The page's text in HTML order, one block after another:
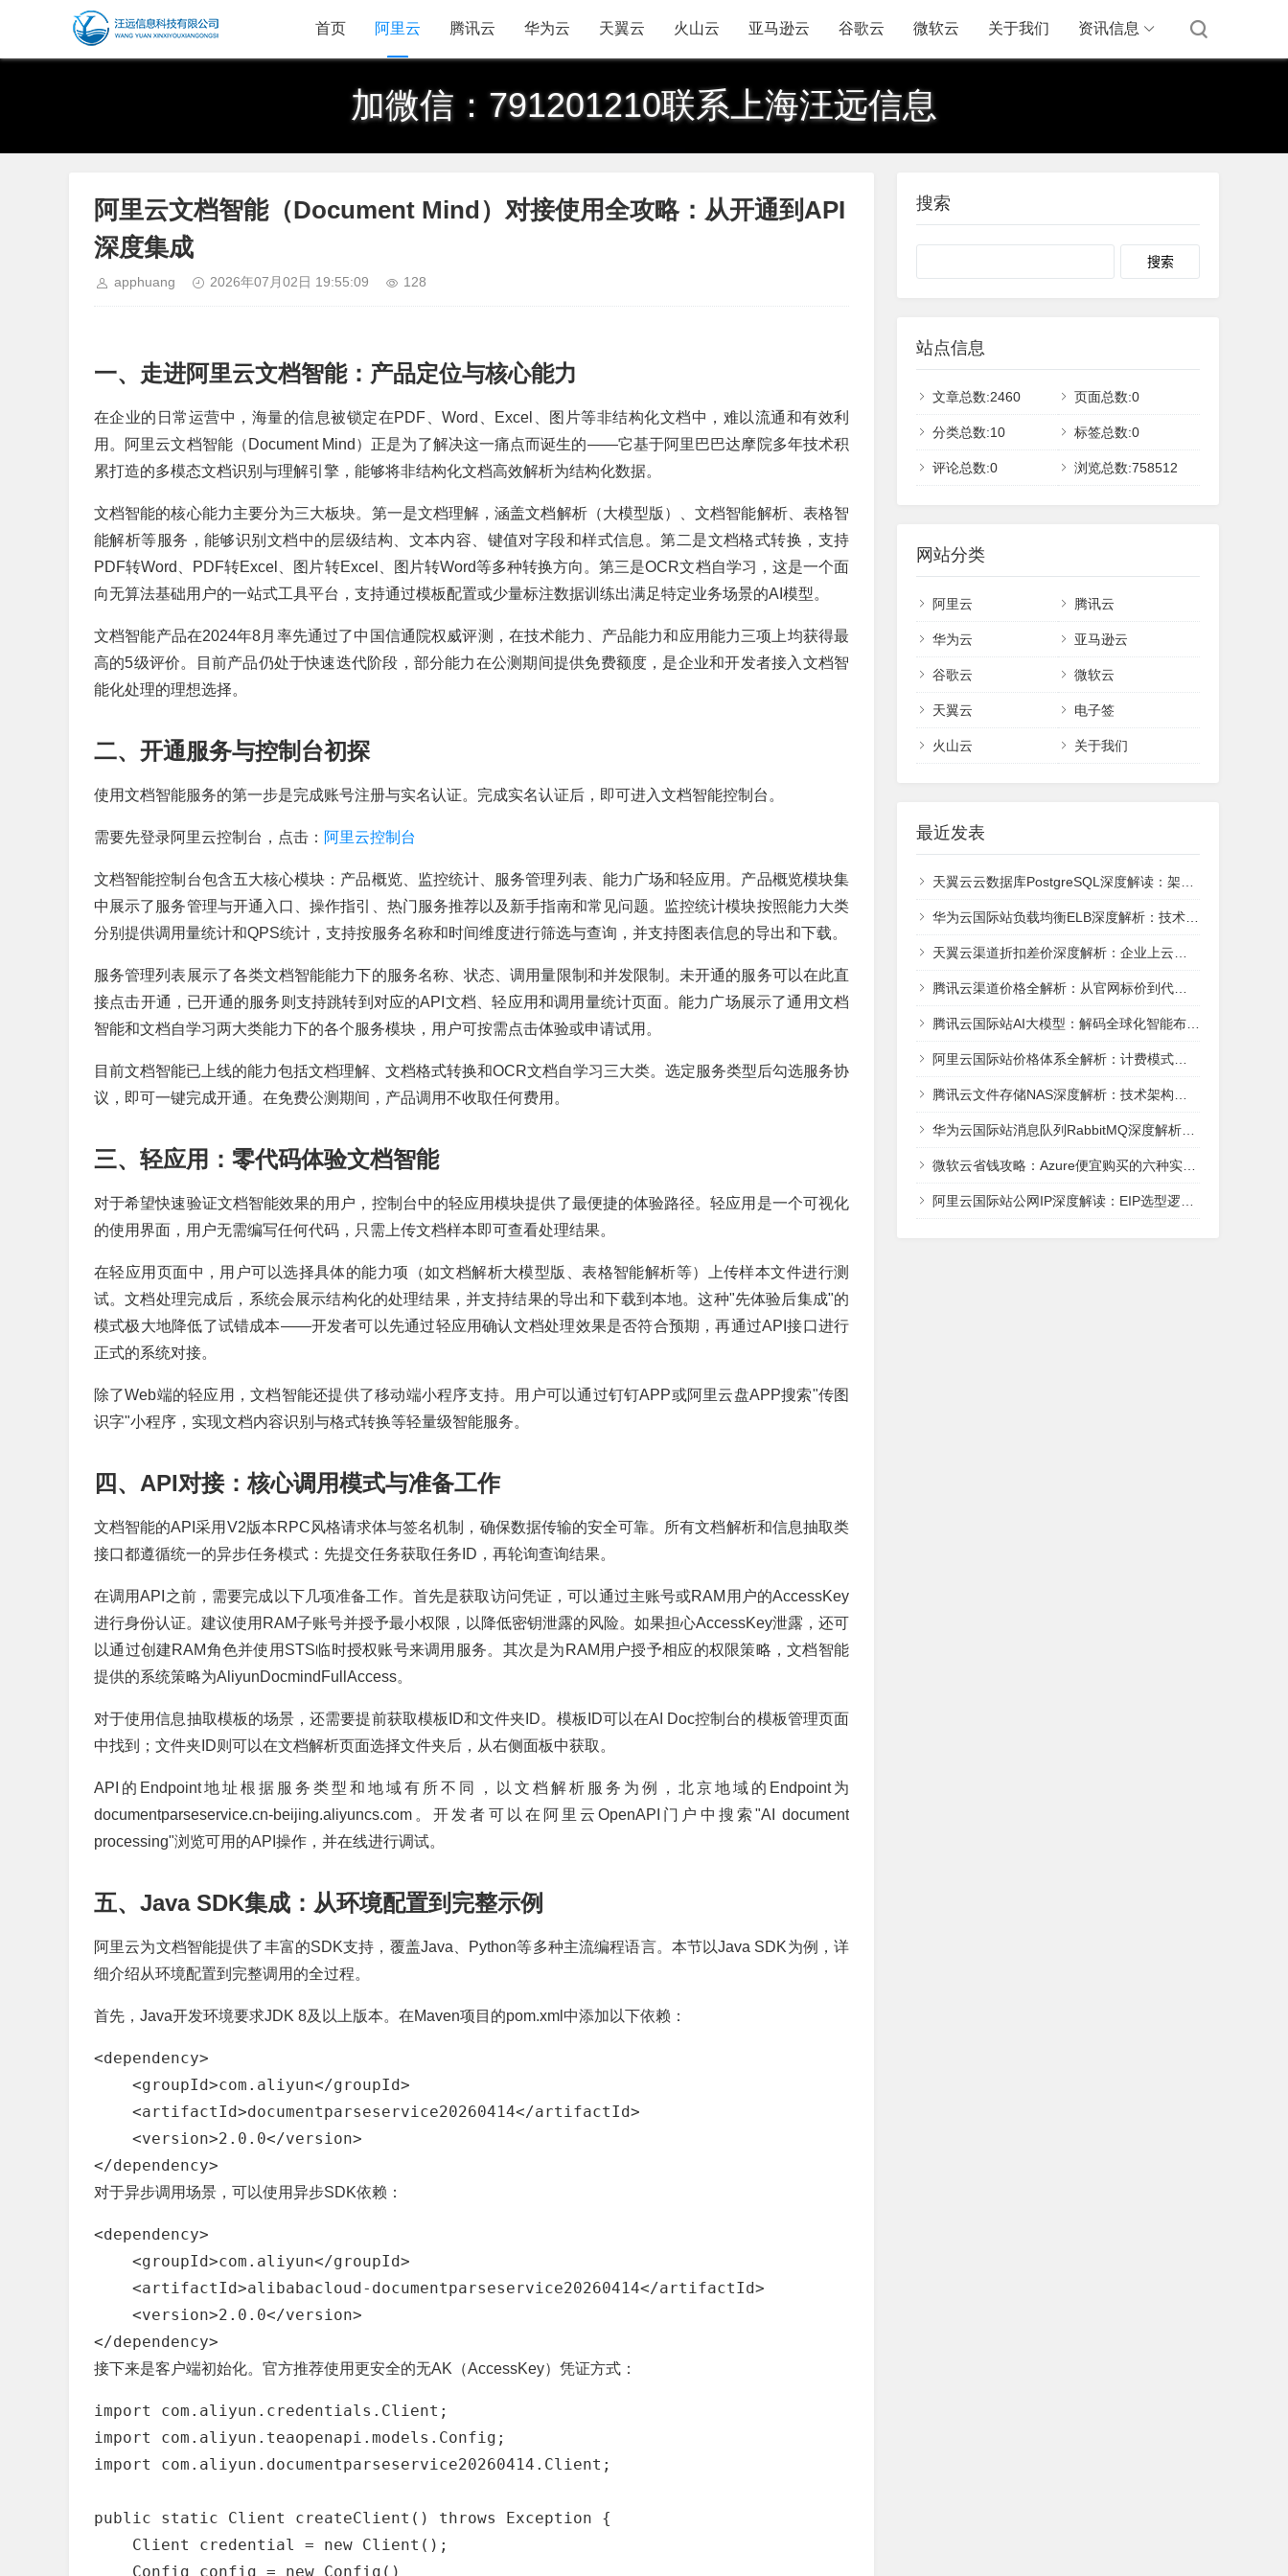
首页 阿里云 腾讯云 华为云 天翼云 火山云 亚马逊云 谷歌云 微软云 关于我们 资讯信息
加微信：791201210联系上海汪远信息
阿里云文档智能（Document Mind）对接使用全攻略：从开通到API
深度集成
apphuang 2026年07月02日 19:55:09 128
一、走进阿里云文档智能：产品定位与核心能力
在企业的日常运营中，海量的信息被锁定在PDF、Word、Excel、图片等非结构化文档中，难以流通和有效利
用。阿里云文档智能（Document Mind）正是为了解决这一痛点而诞生的——它基于阿里巴巴达摩院多年技术积
累打造的多模态文档识别与理解引擎，能够将非结构化文档高效解析为结构化数据。
文档智能的核心能力主要分为三大板块。第一是文档理解，涵盖文档解析（大模型版）、文档智能解析、表格智
能解析等服务，能够识别文档中的层级结构、文本内容、键值对字段和样式信息。第二是文档格式转换，支持
PDF转Word、PDF转Excel、图片转Excel、图片转Word等多种转换方向。第三是OCR文档自学习，这是一个面
向无算法基础用户的一站式工具平台，支持通过模板配置或少量标注数据训练出满足特定业务场景的AI模型。
文档智能产品在2024年8月率先通过了中国信通院权威评测，在技术能力、产品能力和应用能力三项上均获得最
高的5级评价。目前产品仍处于快速迭代阶段，部分能力在公测期间提供免费额度，是企业和开发者接入文档智
能化处理的理想选择。
二、开通服务与控制台初探
使用文档智能服务的第一步是完成账号注册与实名认证。完成实名认证后，即可进入文档智能控制台。
需要先登录阿里云控制台，点击： 阿里云控制台
文档智能控制台包含五大核心模块：产品概览、监控统计、服务管理列表、能力广场和轻应用。产品概览模块集
中展示了服务管理与开通入口、操作指引、热门服务推荐以及新手指南和常见问题。监控统计模块按照能力大类
分别提供调用量统计和QPS统计，支持按服务名称和时间维度进行筛选与查询，并支持图表信息的导出和下载。
服务管理列表展示了各类文档智能能力下的服务名称、状态、调用量限制和并发限制。未开通的服务可以在此直
接点击开通，已开通的服务则支持跳转到对应的API文档、轻应用和调用量统计页面。能力广场展示了通用文档
智能和文档自学习两大类能力下的各个服务模块，用户可按需点击体验或申请试用。
目前文档智能已上线的能力包括文档理解、文档格式转换和OCR文档自学习三大类。选定服务类型后勾选服务协
议，即可一键完成开通。在免费公测期间，产品调用不收取任何费用。
三、轻应用：零代码体验文档智能
对于希望快速验证文档智能效果的用户，控制台中的轻应用模块提供了最便捷的体验路径。轻应用是一个可视化
的使用界面，用户无需编写任何代码，只需上传文档样本即可查看处理结果。
在轻应用页面中，用户可以选择具体的能力项（如文档解析大模型版、表格智能解析等）上传样本文件进行测
试。文档处理完成后，系统会展示结构化的处理结果，并支持结果的导出和下载到本地。这种"先体验后集成"的
模式极大地降低了试错成本——开发者可以先通过轻应用确认文档处理效果是否符合预期，再通过API接口进行
正式的系统对接。
除了Web端的轻应用，文档智能还提供了移动端小程序支持。用户可以通过钉钉APP或阿里云盘APP搜索"传图
识字"小程序，实现文档内容识别与格式转换等轻量级智能服务。
四、API对接：核心调用模式与准备工作
文档智能的API采用V2版本RPC风格请求体与签名机制，确保数据传输的安全可靠。所有文档解析和信息抽取类
接口都遵循统一的异步任务模式：先提交任务获取任务ID，再轮询查询结果。
在调用API之前，需要完成以下几项准备工作。首先是获取访问凭证，可以通过主账号或RAM用户的AccessKey
进行身份认证。建议使用RAM子账号并授予最小权限，以降低密钥泄露的风险。如果担心AccessKey泄露，还可
以通过创建RAM角色并使用STS临时授权账号来调用服务。其次是为RAM用户授予相应的权限策略，文档智能
提供的系统策略为AliyunDocmindFullAccess。
对于使用信息抽取模板的场景，还需要提前获取模板ID和文件夹ID。模板ID可以在AI Doc控制台的模板管理页面
中找到；文件夹ID则可以在文档解析页面选择文件夹后，从右侧面板中获取。
API的Endpoint地址根据服务类型和地域有所不同，以文档解析服务为例，北京地域的Endpoint为
documentparseservice.cn-beijing.aliyuncs.com。开发者可以在阿里云OpenAPI门户中搜索"AI document
processing"浏览可用的API操作，并在线进行调试。
五、Java SDK集成：从环境配置到完整示例
阿里云为文档智能提供了丰富的SDK支持，覆盖Java、Python等多种主流编程语言。本节以Java SDK为例，详
细介绍从环境配置到完整调用的全过程。
首先，Java开发环境要求JDK 8及以上版本。在Maven项目的pom.xml中添加以下依赖：
<dependency>
    <groupId>com.aliyun</groupId>
    <artifactId>documentparseservice20260414</artifactId>
    <version>2.0.0</version>
</dependency>
对于异步调用场景，可以使用异步SDK依赖：
<dependency>
    <groupId>com.aliyun</groupId>
    <artifactId>alibabacloud-documentparseservice20260414</artifactId>
    <version>2.0.0</version>
</dependency>
接下来是客户端初始化。官方推荐使用更安全的无AK（AccessKey）凭证方式：
import com.aliyun.credentials.Client;
import com.aliyun.teaopenapi.models.Config;
import com.aliyun.documentparseservice20260414.Client;
public static Client createClient() throws Exception {
    Client credential = new Client();
    Config config = new Config()
搜索
Search
站点信息
文章总数:2460 页面总数:0
分类总数:10 标签总数:0
评论总数:0 浏览总数:758512
网站分类
阿里云 腾讯云
华为云 亚马逊云
谷歌云 微软云
天翼云 电子签
火山云 关于我们
最近发表
天翼云云数据库PostgreSQL深度解读：架构、性能与AI就绪能力全解析
华为云国际站负载均衡ELB深度解析：技术架构、选型实战与场景适配全攻略
天翼云渠道折扣差价深度解析：企业上云的成本优化路径
腾讯云渠道价格全解析：从官网标价到代理商折扣的省钱密码
腾讯云国际站AI大模型：解码全球化智能布局的云上棋局
阿里云国际站价格体系全解析：计费模式、折扣策略与成本优化指南
腾讯云文件存储NAS深度解析：技术架构、性能指标与实战选型指南
华为云国际站消息队列RabbitMQ深度解析：架构、性能与实战选型
微软云省钱攻略：Azure便宜购买的六种实用方法
阿里云国际站公网IP深度解读：EIP选型逻辑与成本优化实战指南